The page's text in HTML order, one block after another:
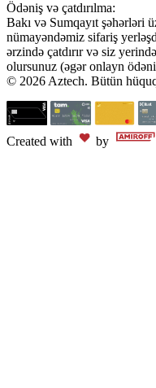
Ödəniş və çatdırılma:
Bakı və Sumqayıt şəhərləri
nümayəndəmiz sifariş
ərzində çatdırır və siz
olursunuz (əgər onlayn
© 2026 Aztech. Bütün
Created with by